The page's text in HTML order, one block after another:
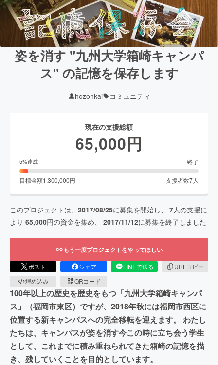
姿を消す "九州大学箱崎キャンパ
ス" の記憶を保存します
hozonkai コミュニティ
現在の支援総額
65,000円
5%達成 終了
目標金額1,300,000円 支援者数7人
このプロジェクトは、 2017/08/25に募集を開始し、 7人の支援に
より 65,000円の資金を集め、 2017/11/12に募集を終了しました
もう一度プロジェクトをやってほしい
ポスト シェア LINEで送る
URLコピー
埋め込み
QRコード
100年以上の歴史を歴史をもつ「九州大学箱崎キャンパ
ス」（福岡市東区）ですが、2018年秋には福岡市西区に
位置する新キャンパスへの完全移転を迎えます。 わたし
たちは、キャンパスが姿を消す今この時に立ち会う学生
として、これまでに積み重ねられてきた箱崎の記憶を描
き、残していくことを目的としています。